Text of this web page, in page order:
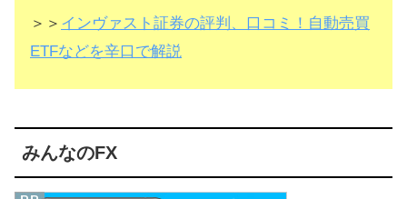
＞＞ インヴァスト証券の評判、口コミ！自動売買
ETFなどを辛口で解説
みんなのFX